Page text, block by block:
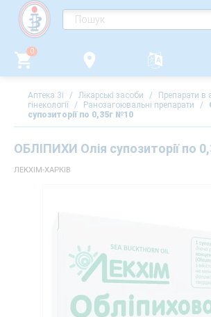
0
Аптека 3i / Лікарські засоби /
Препарати в
гінекології / Ранозагоювальні препарати /
супозиторії по 0,35г №10
ОБЛІПИХИ Олія супозиторії по
ЛЕКХІМ-ХАРКІВ